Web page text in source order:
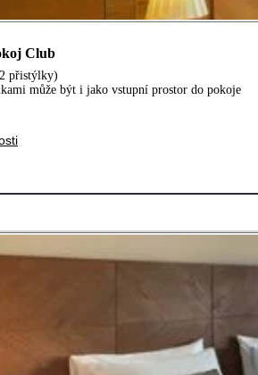
Club
přistýlky)
může být i jako vstupní prostor do pokoje